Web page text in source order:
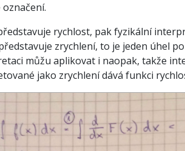
rychlost, pak fyzikální
zrychlení, to je jeden úhel
můžu aplikovat i naopak, takže
jako zrychlení dává funkci